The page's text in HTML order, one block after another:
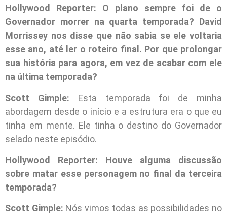
Hollywood Reporter: O plano sempre foi de o
Governador morrer na quarta temporada? David
Morrissey nos disse que não sabia se ele voltaria
esse ano, até ler o roteiro final. Por que prolongar
sua história para agora, em vez de acabar com ele
na última temporada?
Scott Gimple: Esta temporada foi de minha
abordagem desde o início e a estrutura era o que eu
tinha em mente. Ele tinha o destino do Governador
selado neste episódio.
Hollywood Reporter: Houve alguma discussão
sobre matar esse personagem no final da terceira
temporada?
Scott Gimple: Nós vimos todas as possibilidades no